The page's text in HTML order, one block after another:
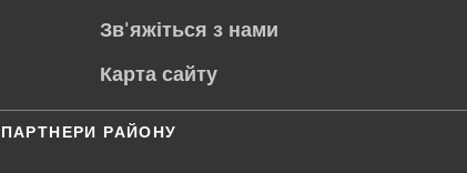
Зв'яжіться з нами
Карта сайту
ПАРТНЕРИ РАЙОНУ